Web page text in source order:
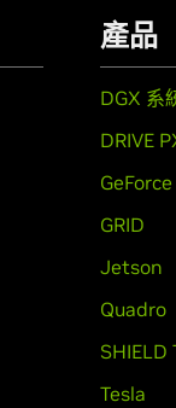
產品
DGX 系
DRIVE
GRID
Jetson
Quadro
SHIELD
Tesla